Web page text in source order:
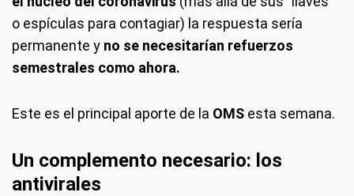
o espículas para contagiar) la respuesta sería
permanente y no se necesitarían refuerzos
semestrales como ahora.
Este es el principal aporte de la OMS esta semana.
Un complemento necesario: los
antivirales